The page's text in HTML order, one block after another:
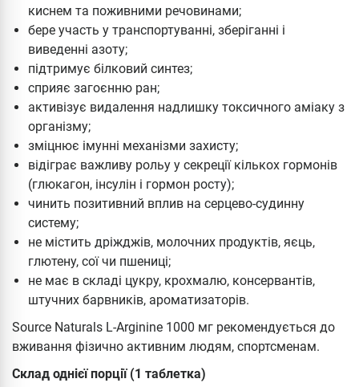
киснем та поживними речовинами;
бере участь у транспортуванні, зберіганні і
виведенні азоту;
підтримує білковий синтез;
сприяє загоєнню ран;
активізує видалення надлишку токсичного аміаку з
організму;
зміцнює імунні механізми захисту;
відіграє важливу рольу у секреції кількох гормонів
(глюкагон, інсулін і гормон росту);
чинить позитивний вплив на серцево-судинну
систему;
не містить дріжджів, молочних продуктів, яєць,
глютену, сої чи пшениці;
не має в складі цукру, крохмалю, консервантів,
штучних барвників, ароматизаторів.
Source Naturals L-Arginine 1000 мг рекомендується до
вживання фізично активним людям, спортсменам.
Склад однієї порції (1 таблетка)